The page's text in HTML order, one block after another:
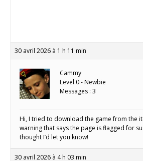
30 avril 2026 à 1 h 11 min
Cammy
Level 0 - Newbie
Messages : 3
Hi, I tried to download the game from the
warning that says the page is flagged for
thought I’d let you know!
30 avril 2026 à 4 h 03 min